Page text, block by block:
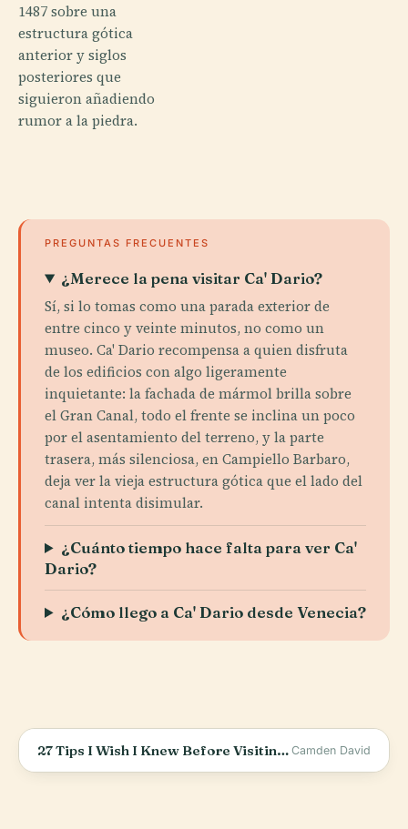
1487 sobre una
estructura gótica
anterior y siglos
posteriores que
siguieron añadiendo
rumor a la piedra.
PREGUNTAS FRECUENTES
¿Merece la pena visitar Ca' Dario?
Sí, si lo tomas como una parada exterior de
entre cinco y veinte minutos, no como un
museo. Ca' Dario recompensa a quien disfruta
de los edificios con algo ligeramente
inquietante: la fachada de mármol brilla sobre
el Gran Canal, todo el frente se inclina un poco
por el asentamiento del terreno, y la parte
trasera, más silenciosa, en Campiello Barbaro,
deja ver la vieja estructura gótica que el lado del
canal intenta disimular.
¿Cuánto tiempo hace falta para ver Ca'
Dario?
¿Cómo llego a Ca' Dario desde Venecia?
27 Tips I Wish I Knew Before Visiting Venice, Italy Camden David